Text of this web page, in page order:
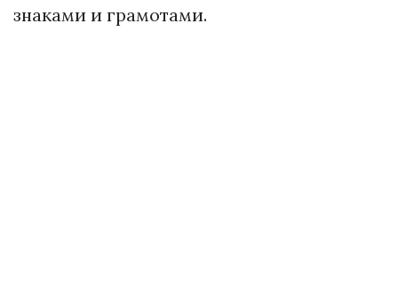
знаками и грамотами.